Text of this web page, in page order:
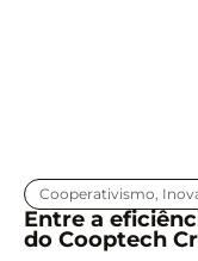
Cooperativismo,
Entre a
do Cooptech